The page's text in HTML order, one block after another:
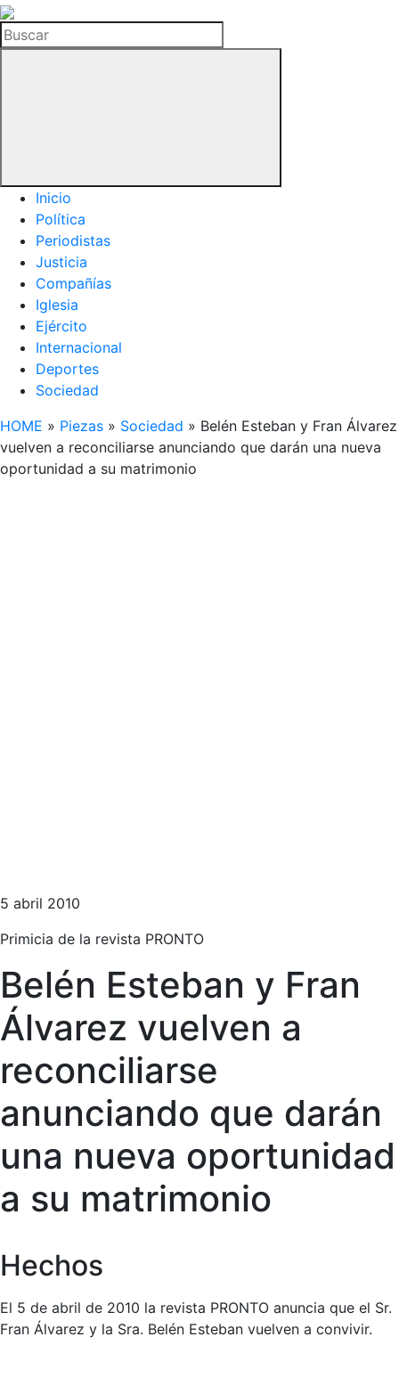
La
Hemeroteca
del
Buscar
Inicio
Política
Periodistas
Justicia
Compañías
Iglesia
Ejército
Internacional
Deportes
Sociedad
HOME » Piezas » Sociedad » Belén Esteban y Fran Álvarez
vuelven a reconciliarse anunciando que darán una nueva
oportunidad a su matrimonio
5 abril 2010
Primicia de la revista PRONTO
Belén Esteban y Fran
Álvarez vuelven a
reconciliarse
anunciando que darán
una nueva oportunidad
a su matrimonio
Hechos
El 5 de abril de 2010 la revista PRONTO anuncia que el Sr.
Fran Álvarez y la Sra. Belén Esteban vuelven a convivir.